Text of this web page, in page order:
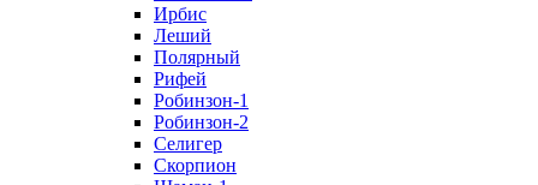
Ирбис
Леший
Полярный
Рифей
Робинзон-1
Робинзон-2
Селигер
Скорпион